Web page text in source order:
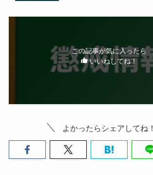
この記事が気に入ったら
いいねしてね！
よかったらシェアしてね！